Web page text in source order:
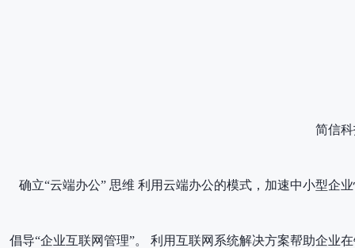
简信
确立“云端办公” 思维 利用云端办公的模式，加速中小型企
倡导“企业互联网管理”。 利用互联网系统解决方案帮助企业